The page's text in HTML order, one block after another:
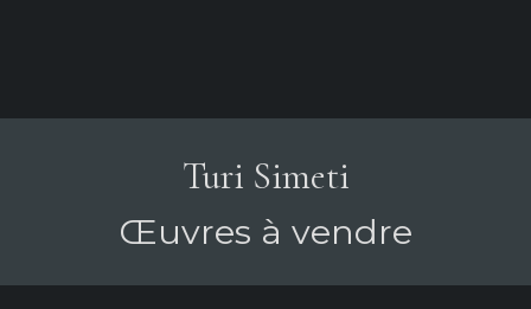
Turi Simeti
Œuvres à vendre